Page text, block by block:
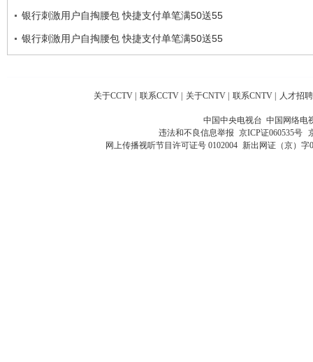
银行刺激用户自掏腰包 快捷支付单笔满50送55
银行刺激用户自掏腰包 快捷支付单笔满50送55
关于CCTV | 联系CCTV | 关于CNTV | 联系CNTV | 人才招聘
中国中央电视台 中国网络电
违法和不良信息举报 京ICP证060535号
网上传播视听节目许可证号 0102004 新出网证（京）